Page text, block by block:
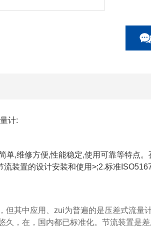
计:
单,维修方便,性能稳定,使用可靠等特点
装置的设计安装和使用>;2.标准
但其中应用、zui为普遍的是压差式流量
久，在，国内都已标准化。节流装置是